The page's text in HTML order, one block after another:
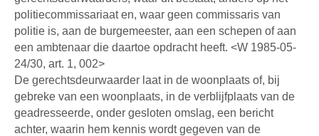
politiecommissariaat en, waar geen commissaris van
politie is, aan de burgemeester, aan een schepen of aan
een ambtenaar die daartoe opdracht heeft. <W 1985-05-
24/30, art. 1, 002>
De gerechtsdeurwaarder laat in de woonplaats of, bij
gebreke van een woonplaats, in de verblijfplaats van de
geadresseerde, onder gesloten omslag, een bericht
achter, waarin hem kennis wordt gegeven van de